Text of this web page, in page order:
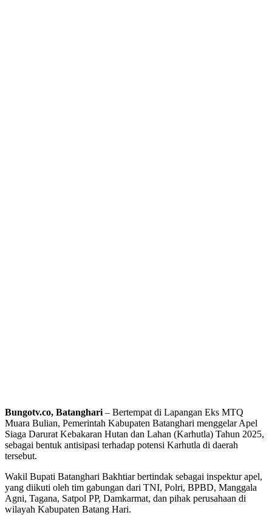
Bungotv.co, Batanghari – Bertempat di Lapangan Eks MTQ
Muara Bulian, Pemerintah Kabupaten Batanghari menggelar Apel
Siaga Darurat Kebakaran Hutan dan Lahan (Karhutla) Tahun 2025,
sebagai bentuk antisipasi terhadap potensi Karhutla di daerah
tersebut.
Wakil Bupati Batanghari Bakhtiar bertindak sebagai inspektur apel,
yang diikuti oleh tim gabungan dari TNI, Polri, BPBD, Manggala
Agni, Tagana, Satpol PP, Damkarmat, dan pihak perusahaan di
wilayah Kabupaten Batang Hari.